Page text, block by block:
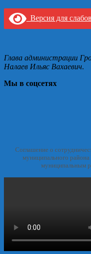
Версия для
Глава администрации
Налаев Ильяс Вахаевич.
Мы в соцсетях
Соглашение о
муниципального
муниципальным